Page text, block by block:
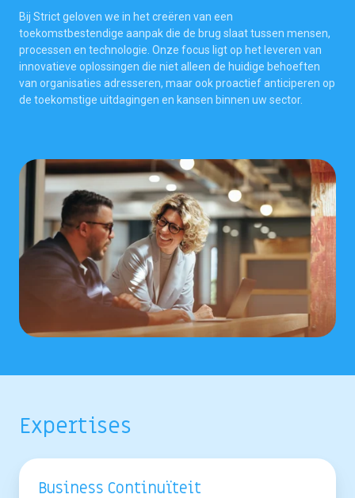
Bij Strict geloven we in het creëren van een
toekomstbestendige aanpak die de brug slaat tussen mensen,
processen en technologie. Onze focus ligt op het leveren van
innovatieve oplossingen die niet alleen de huidige behoeften
van organisaties adresseren, maar ook proactief anticiperen op
de toekomstige uitdagingen en kansen binnen uw sector.
Expertises
Business Continuïteit